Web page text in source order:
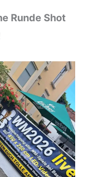
Runde Shot